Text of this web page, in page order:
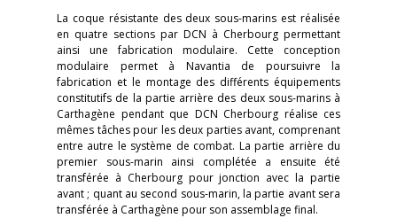
La coque résistante des deux sous-marins est réalisée
en quatre sections par DCN à Cherbourg permettant
ainsi une fabrication modulaire. Cette conception
modulaire permet à Navantia de poursuivre la
fabrication et le montage des différents équipements
constitutifs de la partie arrière des deux sous-marins à
Carthagène pendant que DCN Cherbourg réalise ces
mêmes tâches pour les deux parties avant, comprenant
entre autre le système de combat. La partie arrière du
premier sous-marin ainsi complétée a ensuite été
transférée à Cherbourg pour jonction avec la partie
avant ; quant au second sous-marin, la partie avant sera
transférée à Carthagène pour son assemblage final.